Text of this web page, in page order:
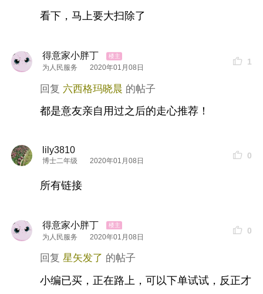
十几年的黑锅都给她刷干净了！！！
点，这些陈年老黑渍，毫不费力，
直接用水就能擦
干净！
看下，马上要大扫除了
得意家小胖丁
为人民服务 2020年01月08日
1
六西格玛晓晨
都是意友亲自用过之后的走心推荐！
lily3810
博士二年级 2020年01月08日
0
所有链接
得意家小胖丁
为人民服务 2020年01月08日
0
星矢发了
小编已买，正在路上，可以下单试试，反正才